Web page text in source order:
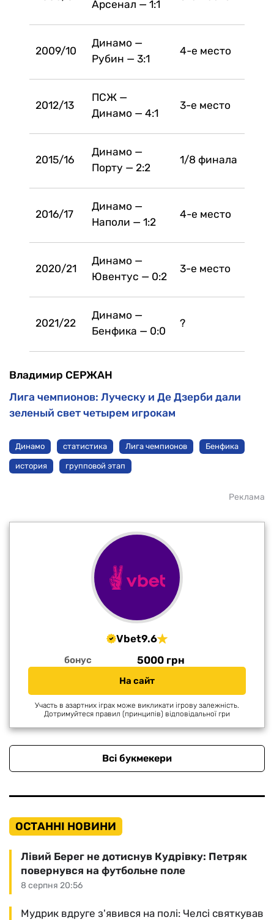
Арсенал — 1:1
2009/10
Динамо —
Рубин — 3:1
4-е место
2012/13
ПСЖ —
Динамо — 4:1
3-е место
2015/16
Динамо —
Порту — 2:2
1/8 финала
2016/17
Динамо —
Наполи — 1:2
4-е место
2020/21
Динамо —
Ювентус — 0:2
3-е место
2021/22
Динамо —
Бенфика — 0:0
?
Владимир СЕРЖАН
Лига чемпионов: Луческу и Де Дзерби дали
зеленый свет четырем игрокам
Динамо статистика Лига чемпионов Бенфика
история групповой этап
Реклама
Vbet9.6
бонус 5000 грн
На сайт
Участь в азартних іграх може викликати ігрову залежність.
Дотримуйтеся правил (принципів) відповідальної гри
Всі букмекери
ОСТАННІ НОВИНИ
8 серпня 20:56
Лівий Берег не дотиснув Кудрівку: Петряк
повернувся на футбольне поле
Мудрик вдруге з'явився на полі: Челсі святкував